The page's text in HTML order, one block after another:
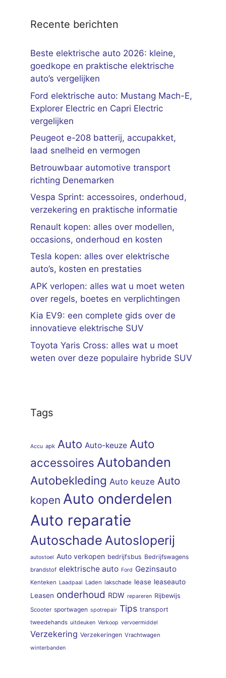
Recente berichten
Beste elektrische auto 2026: kleine,
goedkope en praktische elektrische
auto’s vergelijken
Ford elektrische auto: Mustang Mach-E,
Explorer Electric en Capri Electric
vergelijken
Peugeot e-208 batterij, accupakket,
laad snelheid en vermogen
Betrouwbaar automotive transport
richting Denemarken
Vespa Sprint: accessoires, onderhoud,
verzekering en praktische informatie
Renault kopen: alles over modellen,
occasions, onderhoud en kosten
Tesla kopen: alles over elektrische
auto’s, kosten en prestaties
APK verlopen: alles wat u moet weten
over regels, boetes en verplichtingen
Kia EV9: een complete gids over de
innovatieve elektrische SUV
Toyota Yaris Cross: alles wat u moet
weten over deze populaire hybride SUV
Tags
Accu apk Auto Auto-keuze Auto
accessoires Autobanden
Autobekleding Auto keuze Auto
kopen Auto onderdelen
Auto reparatie
Autoschade Autosloperij
autostoel Auto verkopen bedrijfsbus Bedrijfswagens
brandstof elektrische auto Ford Gezinsauto
Kenteken Laadpaal Laden lakschade lease leaseauto
Leasen onderhoud RDW repareren Rijbewijs
Scooter sportwagen spotrepair Tips transport
tweedehands uitdeuken Verkoop vervoermiddel
Verzekering Verzekeringen Vrachtwagen
winterbanden